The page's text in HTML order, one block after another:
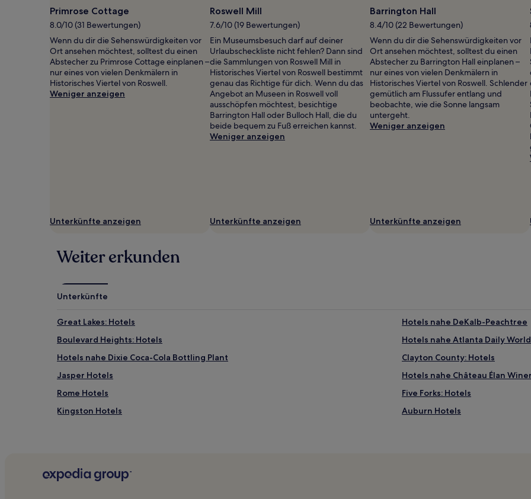
Preise
und
Verfügbarkeiten
können
sich
ändern.
Es
können
zusätzliche
Primrose Cottage
8.0/10 (31 Bewertungen)
Wenn du dir die Sehenswürdigkeiten vor
Ort ansehen möchtest, solltest du einen
Abstecher zu Primrose Cottage einplanen –
nur eines von vielen Denkmälern in
Historisches Viertel von Roswell.
Weniger anzeigen
Unterkünfte anzeigen
Roswell Mill
7.6/10 (19 Bewertungen)
Ein Museumsbesuch darf auf deiner
Urlaubscheckliste nicht fehlen? Dann sind
die Sammlungen von Roswell Mill in
Historisches Viertel von Roswell bestimmt
genau das Richtige für dich. Wenn du das
Angebot an Museen in Roswell voll
ausschöpfen möchtest, besichtige
Barrington Hall oder Bulloch Hall, die du
beide bequem zu Fuß erreichen kannst.
Weniger anzeigen
Unterkünfte anzeigen
Barrington Hall
8.4/10 (22 Bewertungen)
Wenn du dir die Sehenswürdigkeiten vor
Ort ansehen möchtest, solltest du einen
Abstecher zu Barrington Hall einplanen –
nur eines von vielen Denkmälern in
Historisches Viertel von Roswell. Schlender
gemütlich am Flussufer entlang und
beobachte, wie die Sonne langsam
untergeht.
Weniger anzeigen
Unterkünfte anzeigen
Weiter erkunden
Unterkünfte
Great Lakes: Hotels
Hotels nahe DeKalb-Peachtree
Boulevard Heights: Hotels
Hotels nahe Atlanta Daily World
Hotels nahe Dixie Coca-Cola Bottling Plant
Clayton County: Hotels
Jasper Hotels
Hotels nahe Château Élan
Rome Hotels
Five Forks: Hotels
Kingston Hotels
Auburn Hotels
Snapfinger Hotels